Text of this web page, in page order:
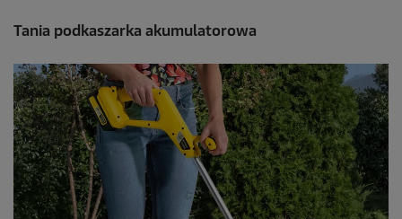
Tania podkaszarka akumulatorowa